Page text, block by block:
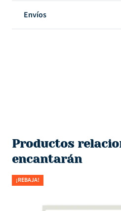
Envíos
Productos
encantarán
¡REBAJA!